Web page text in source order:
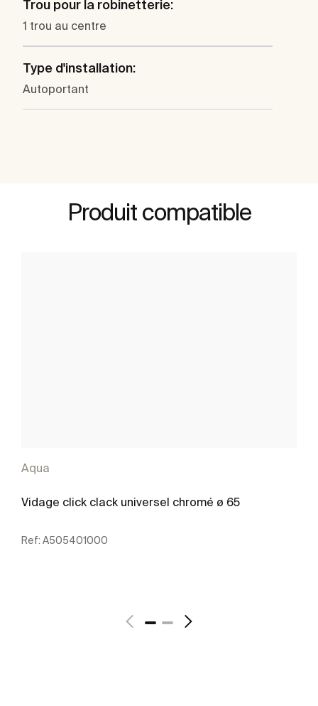
Trou pour la robinetterie:
1 trou au centre
Type d'installation:
Autoportant
Produit compatible
Aqua
Vidage click clack universel chromé ø 65
Ref: A505401000